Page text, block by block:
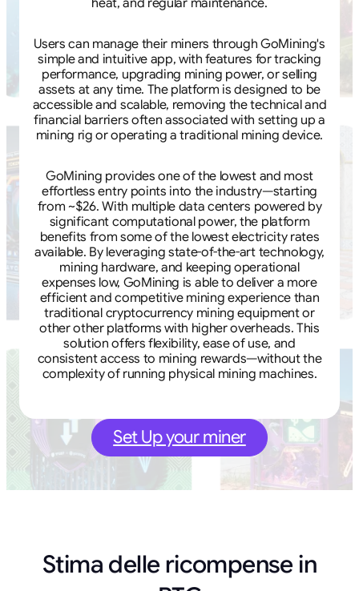
Users can manage their miners through GoMining's
simple and intuitive app, with features for tracking
performance, upgrading mining power, or selling
assets at any time. The platform is designed to be
accessible and scalable, removing the technical and
financial barriers often associated with setting up a
mining rig or operating a traditional mining device.
GoMining provides one of the lowest and most
effortless entry points into the industry—starting
from ~$26. With multiple data centers powered by
significant computational power, the platform
benefits from some of the lowest electricity rates
available. By leveraging state-of-the-art technology,
mining hardware, and keeping operational
expenses low, GoMining is able to deliver a more
efficient and competitive mining experience than
traditional cryptocurrency mining equipment or
other other platforms with higher overheads. This
solution offers flexibility, ease of use, and
consistent access to mining rewards—without the
complexity of running physical mining machines.
Set Up your miner
Stima delle ricompense in